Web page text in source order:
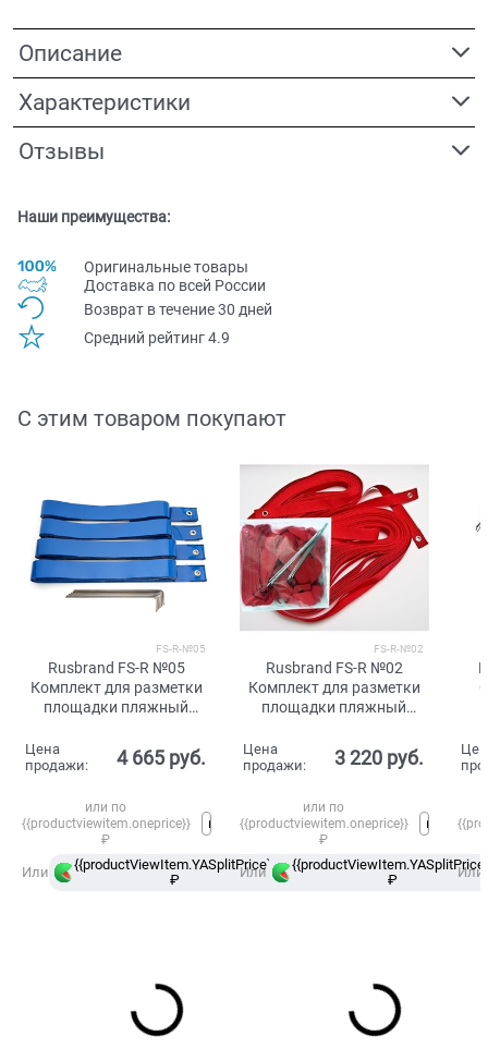
Описание
Характеристики
Отзывы
Наши преимущества:
Оригинальные товары
Доставка по всей Pоссии
Возврат в течение 30 дней
Средний рейтинг 4.9
С этим товаром покупают
FS-R-№05
Rusbrand FS-R №05
Комплект для разметки
площадки пляжный
Цена
продажи:
4 665 руб.
или по
{{productviewitem.oneprice}}
₽
Или
{{productViewItem.YASplitPrice}}
₽
в
Сплит
FS-R-№02
Rusbrand FS-R №02
Комплект для разметки
площадки пляжный
Цена
продажи:
3 220 руб.
или по
{{productviewitem.oneprice}}
₽
Или
₽
Или